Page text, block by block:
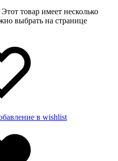
Этот товар имеет несколько
выбрать на странице
в wishlist